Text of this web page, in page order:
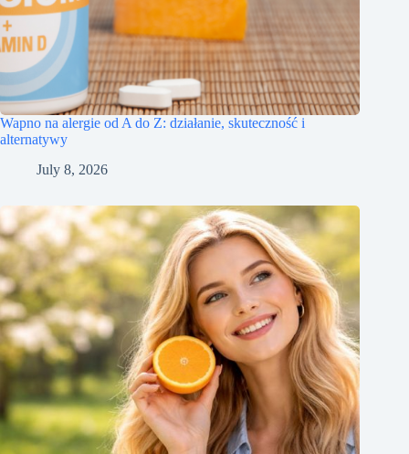
Wapno na alergie od A do Z: działanie, skuteczność i
alternatywy
July 8, 2026